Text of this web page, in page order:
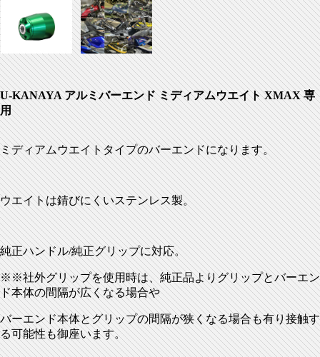
U-KANAYA アルミバーエンド ミディアムウエイト XMAX 専
用
ミディアムウエイトタイプのバーエンドになります。
ウエイトは錆びにくいステンレス製。
純正ハンドル/純正グリップに対応。
※※社外グリップを使用時は、純正品よりグリップとバーエン
ド本体の間隔が広くなる場合や
バーエンド本体とグリップの間隔が狭くなる場合も有り接触す
る可能性も御座います。